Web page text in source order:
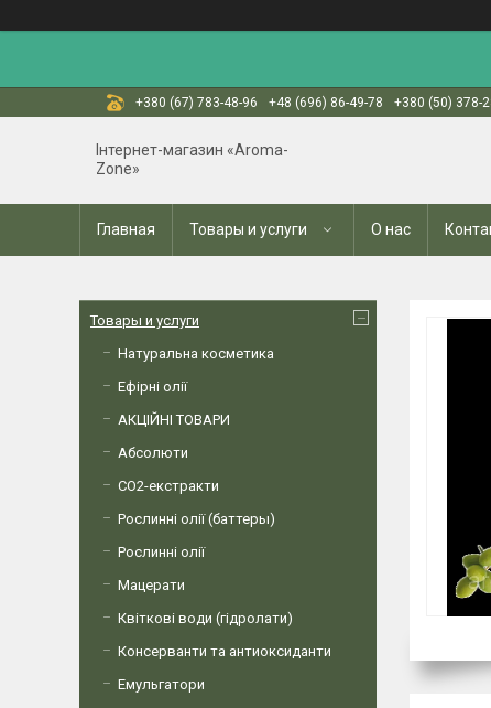
+380 (67) 783-48-96 +48 (696) 86-49-78 +380 (50) 378-
Інтернет-магазин «Aroma-
Zone»
Главная Товары и услуги О нас
Товары и услуги
Натуральна косметика
Ефірні олії
АКЦІЙНІ ТОВАРИ
Абсолюти
СО2-екстракти
Рослинні олії (баттеры)
Рослинні олії
Мацерати
Квіткові води (гідролати)
Консерванти та антиоксиданти
Емульгатори